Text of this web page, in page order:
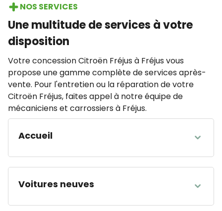
NOS SERVICES
Une multitude de services à votre
disposition
Votre concession Citroën Fréjus à Fréjus vous
propose une gamme complète de services après-
vente. Pour l'entretien ou la réparation de votre
Citroën Fréjus, faites appel à notre équipe de
mécaniciens et carrossiers à Fréjus.
Accueil
Lundi
08:00 - 12:00 14:00 - 19:00
Mardi
08:00 - 12:00 14:00 - 19:00
Voitures neuves